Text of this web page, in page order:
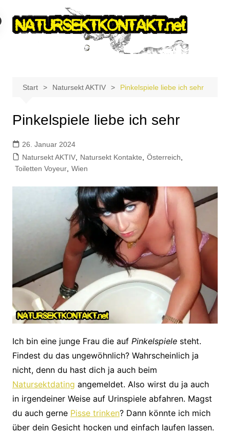
Inhalt
springen
Start Natursekt AKTIV Pinkelspiele liebe ich sehr
Pinkelspiele liebe ich sehr
26. Januar 2024
Natursekt AKTIV, Natursekt Kontakte Österreich
Toiletten Voyeur, Wien
Ich bin eine junge Frau die auf Pinkelspiele steht.
Findest du das ungewöhnlich? Wahrscheinlich ja
nicht, denn du hast dich ja auch beim
Natursektdating angemeldet. Also wirst du ja auch
in irgendeiner Weise auf Urinspiele abfahren. Magst
du auch gerne Pisse trinken? Dann könnte ich mich
über dein Gesicht hocken und einfach laufen lassen.